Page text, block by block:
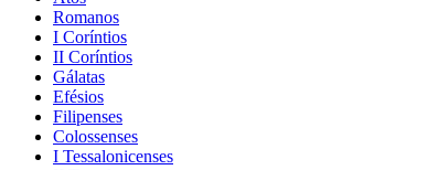
Romanos
I Coríntios
II Coríntios
Gálatas
Efésios
Filipenses
Colossenses
I Tessalonicenses